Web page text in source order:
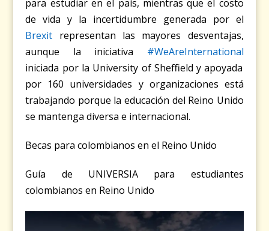
para estudiar en el país, mientras que el costo
de vida y la incertidumbre generada por el
Brexit representan las mayores desventajas,
aunque la iniciativa #WeAreInternational
iniciada por la University of Sheffield y apoyada
por 160 universidades y organizaciones está
trabajando porque la educación del Reino Unido
se mantenga diversa e internacional.
Becas para colombianos en el Reino Unido
Guía de UNIVERSIA para estudiantes
colombianos en Reino Unido